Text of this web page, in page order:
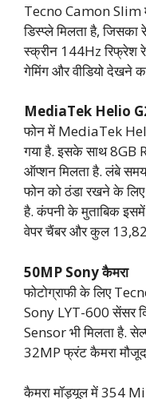
Tecno Camon Slim
डिस्प्ले मिलता है,
स्क्रीन 144Hz रिफ्रेश
गेमिंग और वीडियो देखने
MediaTek Helio
फोन में MediaTek
गया है. इसके साथ 8GB
ऑप्शन मिलता है. लंबे
फोन को ठंडा रखने के
है. कंपनी के मुताबिक
वेपर चैंबर और कुल 13,828
50MP Sony कैमरा
फोटोग्राफी के लिए
Sony LYT-600 सेंसर
Sensor भी मिलता है.
32MP फ्रंट कैमरा
कैमरा मॉड्यूल में 354